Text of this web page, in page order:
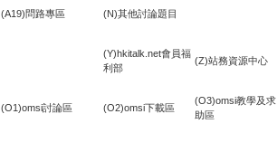
(A19)問路專區 (N)其他討論題目
(Y)hkitalk.net會員福
利部
(Z)站務資源中心
(O1)omsi討論區 (O2)omsi下載區
(O3)omsi教學及求
助區